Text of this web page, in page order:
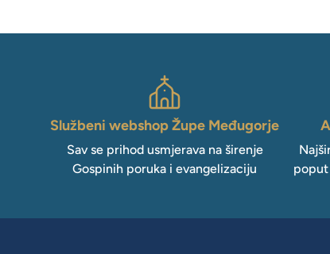
Službeni webshop Župe Međugorje
Sav se prihod usmjerava na širenje
Gospinih poruka i evangelizaciju
poput